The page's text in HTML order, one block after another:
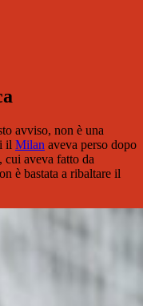
avviso, non è una
il Milan aveva perso dopo
cui aveva fatto da
è bastata a ribaltare il